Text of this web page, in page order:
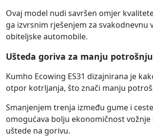
Ovaj model nudi savršen omjer
ga izvrsnim rješenjem za svakodnevnu
obiteljske automobile.
Ušteda goriva za manju potrošnju
Kumho Ecowing ES31 dizajnirana je
otpor kotrljanja, što znači manju
Smanjenjem trenja između gume i
omogućava bolju ekonomičnost
uštede na gorivu.